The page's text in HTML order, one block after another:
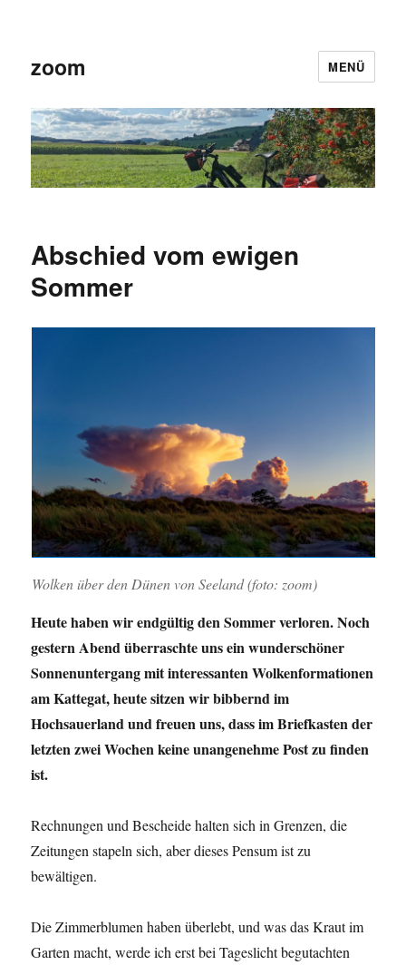
zoom MENÜ
Abschied vom ewigen
Sommer
Wolken über den Dünen von Seeland (foto: zoom)
Heute haben wir endgültig den Sommer verloren. Noch
gestern Abend überraschte uns ein wunderschöner
Sonnenuntergang mit interessanten Wolkenformationen
am Kattegat, heute sitzen wir bibbernd im
Hochsauerland und freuen uns, dass im Briefkasten der
letzten zwei Wochen keine unangenehme Post zu finden
ist.
Rechnungen und Bescheide halten sich in Grenzen, die
Zeitungen stapeln sich, aber dieses Pensum ist zu
bewältigen.
Die Zimmerblumen haben überlebt, und was das Kraut im
Garten macht, werde ich erst bei Tageslicht begutachten